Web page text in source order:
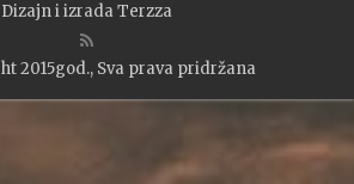
Dizajn i izradaTerzza
2015god., Sva prava pridržana
PublishPowered By : XYZScripts.com